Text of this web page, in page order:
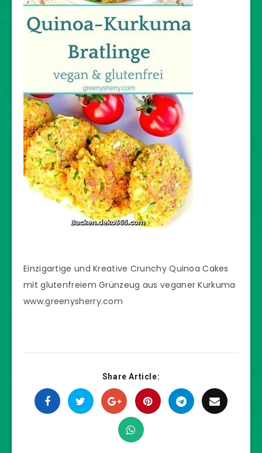
Einzigartige und Kreative Crunchy Quinoa Cakes
mit glutenfreiem Grünzeug aus veganer Kurkuma
www.greenysherry.com
Share Article: